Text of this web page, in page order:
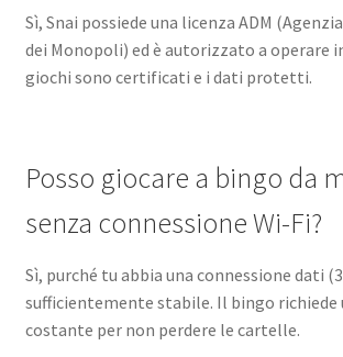
Sì, Snai possiede una licenza ADM
dei Monopoli) ed è autorizzato a operare
giochi sono certificati e i dati protetti.
Posso giocare a bingo da
senza connessione Wi-Fi?
Sì, purché tu abbia una connessione dati
sufficientemente stabile. Il bingo richiede
costante per non perdere le cartelle.